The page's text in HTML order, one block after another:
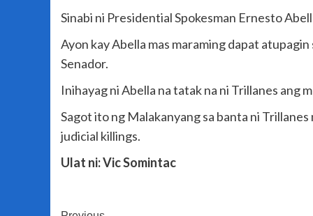
Sinabi ni Presidential Spokesman Ernesto
Ayon kay Abella mas maraming dapat
Senador.
Inihayag ni Abella na tatak na ni Trillanes ang
Sagot ito ng Malakanyang sa banta ni
judicial killings.
Ulat ni: Vic Somintac